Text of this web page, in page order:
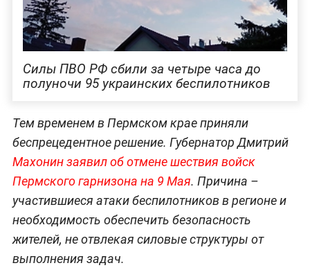
Силы ПВО РФ сбили за четыре часа до
полуночи 95 украинских беспилотников
Тем временем в Пермском крае приняли
беспрецедентное решение. Губернатор Дмитрий
Махонин заявил об отмене шествия войск
Пермского гарнизона на 9 Мая. Причина –
участившиеся атаки беспилотников в регионе и
необходимость обеспечить безопасность
жителей, не отвлекая силовые структуры от
выполнения задач.